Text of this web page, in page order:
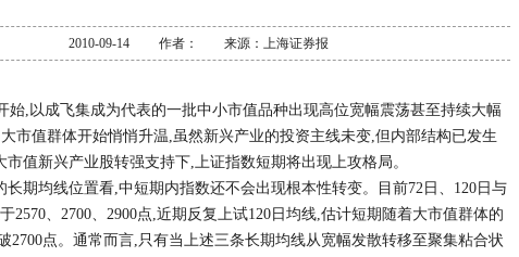
2010-09-14 作者： 来源：上海证券报
,以成飞集成为代表的一批中小市值品种出现高位宽幅震荡甚至持续大幅
市值群体开始悄悄升温,虽然新兴产业的投资主线未变,但内部结构已发生
市值新兴产业股转强支持下,上证指数短期将出现上攻格局。
均线位置看,中短期内指数还不会出现根本性转变。目前72日、120日与
2570、2700、2900点,近期反复上试120日均线,估计短期随着大市值群体的
2700点。通常而言,只有当上述三条长期均线从宽幅发散转移至聚集粘合状